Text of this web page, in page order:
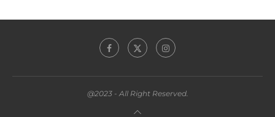
@2023 - All Right Reserved.